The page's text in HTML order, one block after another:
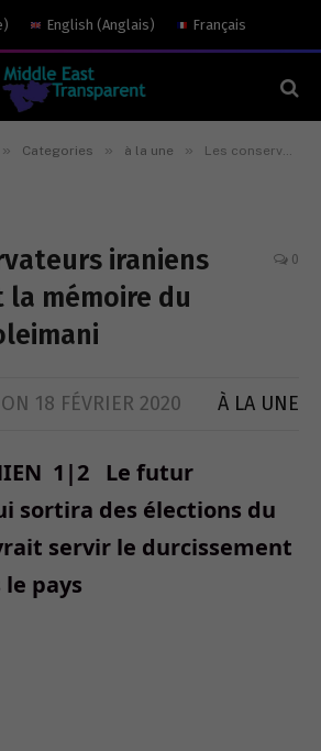
) English (Anglais) Français
» Categories » à la une » Les conservateurs iraniens exploitent la mémoire du général Soleimani
iraniens
mémoire du
0
ON 18 FÉVRIER 2020 À LA UNE
1|2 Le futur
sortira des élections du
servir le durcissement
pays